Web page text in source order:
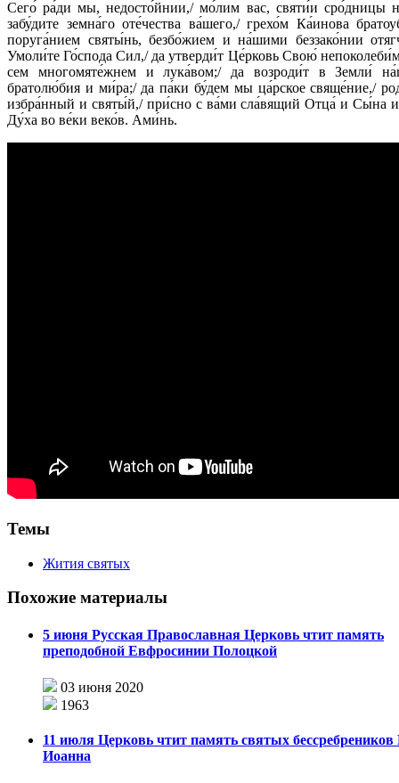
Сего́ ра́ди мы, недосто́йнии,/ мо́лим вас, святи́и сро́дницы
забу́дите земна́го оте́чества ва́шего,/ грехо́м Ка́инова
поруга́нием святы́нь, безбо́жием и на́шими беззако́нии
Умоли́те Го́спода Сил,/ да утверди́т Це́рковь Свою́
сем многомяте́жнем и лука́вом;/ да возроди́т в Земли́
братолю́бия и ми́ра;/ да па́ки бу́дем мы ца́рское свяще́ние,/
избра́нный и святы́й,/ при́сно с ва́ми сла́вящий Отца́ и Сы́на и
Ду́ха во ве́ки веко́в. Ами́нь.
Темы
Жития святых
Похожие материалы
5 июня Русская Православная Церковь чтит память
преподобной Евфросинии Полоцкой
03 июня 2020
1963
11 июля Церковь чтит память святых
Иоанна